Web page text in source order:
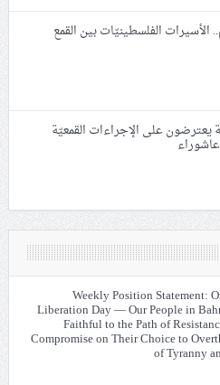
الفلسطينيّات بين القمع
يعترضون على الإجراءات القمعيّة
Weekly Position Statement:
Liberation Day — Our People in
Faithful to the Path of
Compromise on Their Choice to
of Tyranny